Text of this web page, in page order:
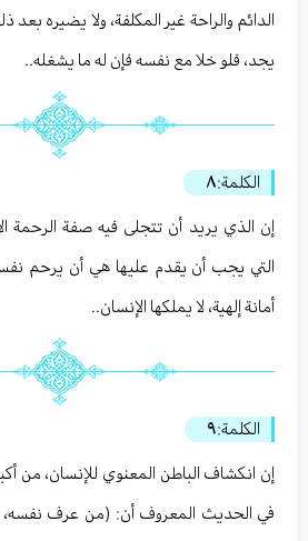
الدائم والراحة غير المكلفة، ولا يضيره
يجد، فلو خلا مع نفسه فإن له ما يشغله..
الكلمة:٨
إن الذي يريد أن تتجلى فيه صفة الرحمة
التي يجب أن يقدم عليها هي أن يرحم
أمانة إلهية، لا يملكها الإنسان..
الكلمة:٩
إن انكشاف الباطن المعنوي للإنسان، من
في الحديث المعروف أن: (من عرف نفسه،